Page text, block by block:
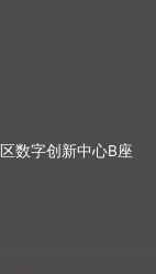
数字创新中心B座